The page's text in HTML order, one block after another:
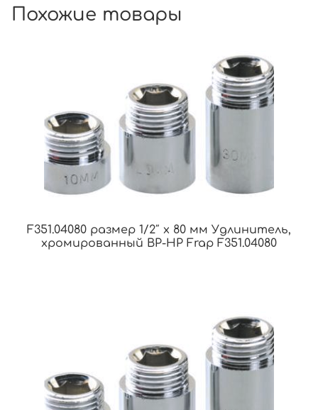
Похожие товары
F351.04080 размер 1/2″ x 80 мм Удлинитель,
хромированный ВР-НР Frap F351.04080